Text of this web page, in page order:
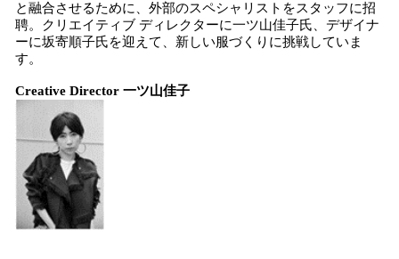
と融合させるために、外部のスペシャリストをスタッフに招
聘。クリエイティブ ディレクターに一ツ山佳子氏、デザイナ
ーに坂寄順子氏を迎えて、新しい服づくりに挑戦していま
す。
Creative Director 一ツ山佳子